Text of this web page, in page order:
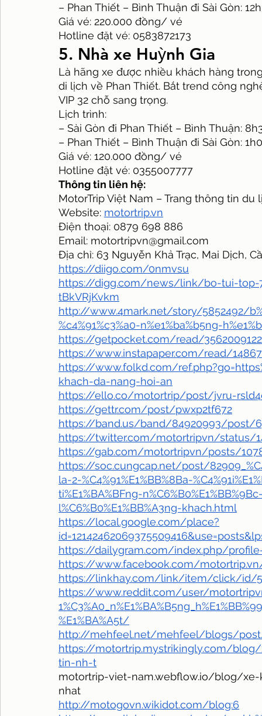
– Phan Thiết – Bình Thuận đi Sài Gòn:
Giá vé: 220.000 đồng/ vé
Hotline đặt vé: 0583872173
5. Nhà xe Huỳnh Gia
Là hãng xe được nhiều khách hàng
di lịch về Phan Thiết. Bắt trend công
VIP 32 chỗ sang trọng.
Lịch trình:
– Sài Gòn đi Phan Thiết – Bình Thuận:
– Phan Thiết – Bình Thuận đi Sài Gòn:
Giá vé: 120.000 đồng/ vé
Hotline đặt vé: 0355007777
Thông tin liên hệ:
MotorTrip Việt Nam – Trang thông tin
Website: motortrip.vn
Điện thoại: 0879 698 886
Email: motortripvn@gmail.com
Địa chỉ: 63 Nguyễn Khả Trạc, Mai Dịch,
https://diigo.com/0nmvsu
https://digg.com/news/link/bo-tui-top-
tBkVRjKvkm
http://www.4mark.net/story/5852492/
%c4%91%c3%a0-n%e1%ba%b5ng-
https://getpocket.com/read/3562009122
https://www.instapaper.com/read/
https://www.folkd.com/
khach-da-nang-hoi-an
https://ello.co/motortrip/post/jvru-
https://gettr.com/post/pwxp2tf672
https://band.us/band/84920993/post/
https://twitter.com/motortripvn/status/
https://gab.com/motortripvn/posts/
https://soc.cungcap.net/post/
la-2-%C4%91%E1%BB%8Ba-
ti%E1%BA%BFng-
l%C6%B0%E1%BB%A3ng-khach.html
https://local.google.com/place?
https://dailygram.com/index.php/
https://www.facebook.com/
https://linkhay.com/link/item/click/id/
https://www.reddit.com/user/
%E1%BA%A5t/
http://mehfeel.net/mehfeel/blogs/
https://motortrip.mystrikingly.com/
tin-nh-t
motortrip-viet-nam.webflow.io/blog/
nhat
http://motogovn.wikidot.com/blog:6